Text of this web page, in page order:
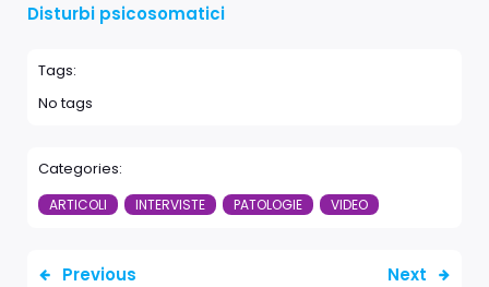
Disturbi psicosomatici
Tags:
No tags
Categories:
ARTICOLI INTERVISTE PATOLOGIE VIDEO
Previous Next